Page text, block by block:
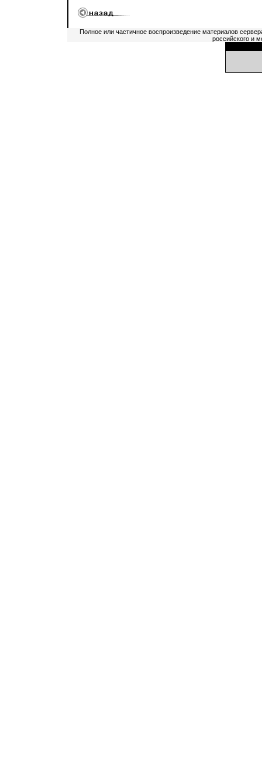
Полное или частичное воспроизведение материалов
российского и